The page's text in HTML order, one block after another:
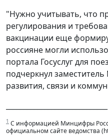
"Нужно учитывать, что
регулирования и
вакцинации еще
россияне могли
портала Госуслуг для
подчеркнул
развития, связи и
1 С информацией Минцифры
официальном сайте ведомства